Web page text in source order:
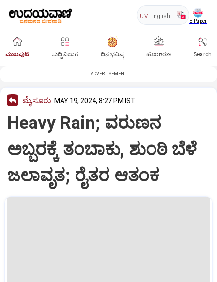
UV English
E-Paper
ಮುಖಪುಟ ಸುದ್ದಿ ವಿಭಾಗ ದಿನ ಭವಿಷ್ಯ ಹೊಂಗಿರಣ Search
ADVERTISEMENT
ಮೈಸೂರು MAY 19, 2024, 8:27 PM IST
Heavy Rain; ವರುಣನ
ಅಬ್ಬರಕ್ಕೆ ತಂಬಾಕು, ಶುಂಠಿ ಬೆಳೆ
ಜಲಾವೃತ; ರೈತರ ಆತಂಕ